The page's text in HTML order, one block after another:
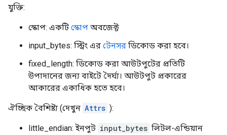
যুক্তি:
স্কোপ: একটি স্কোপ অবজেক্ট
input_bytes: স্ট্রিং এর টেনসর ডিকোড করা হবে।
fixed_length: ডিকোড করা আউটপুটের প্রতিটি
উপাদানের জন্য বাইটে দৈর্ঘ্য। আউটপুট প্রকারের
আকারের একাধিক হতে হবে।
ঐচ্ছিক বৈশিষ্ট্য (দেখুন Attrs ):
little_endian: ইনপুট input_bytes লিটল-এন্ডিয়ান